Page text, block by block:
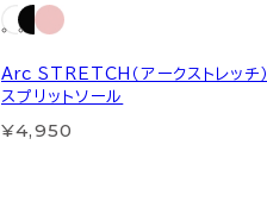
Arc STRETCH（アークストレッチ）
スプリットソール
¥4,950